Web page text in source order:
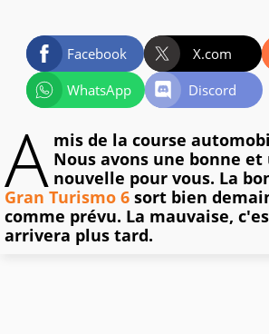
Facebook X.com
WhatsApp
Discord
A mis de la course
Nous avons une bonne
nouvelle pour vous. La
Gran Turismo 6 sort bien
comme prévu. La mauvaise,
arrivera plus tard.